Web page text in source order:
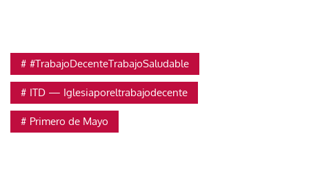
#TrabajoDecenteTrabajoSaludable
ITD — Iglesiaporeltrabajodecente
Primero de Mayo